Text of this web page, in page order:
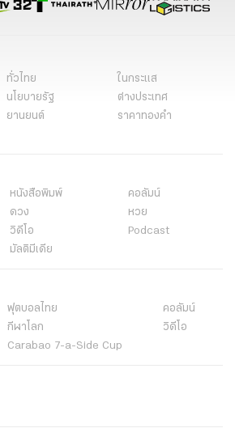
ทั่วไทย
ในกระแส
นโยบายรัฐ
ต่างประเทศ
ยานยนต์
ราคาทองคำ
หนังสือพิมพ์
คอลัมน์
ดวง
หวย
วิดีโอ
Podcast
มัลติมีเดีย
ฟุตบอลไทย
คอลัมน์
กีฬาโลก
วิดีโอ
Carabao 7-a-Side Cup